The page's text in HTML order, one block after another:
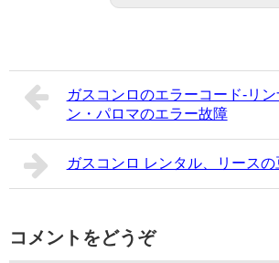
ガスコンロのエラーコード-リ
ン・パロマのエラー故障
ガスコンロ レンタル、リースの
コメントをどうぞ